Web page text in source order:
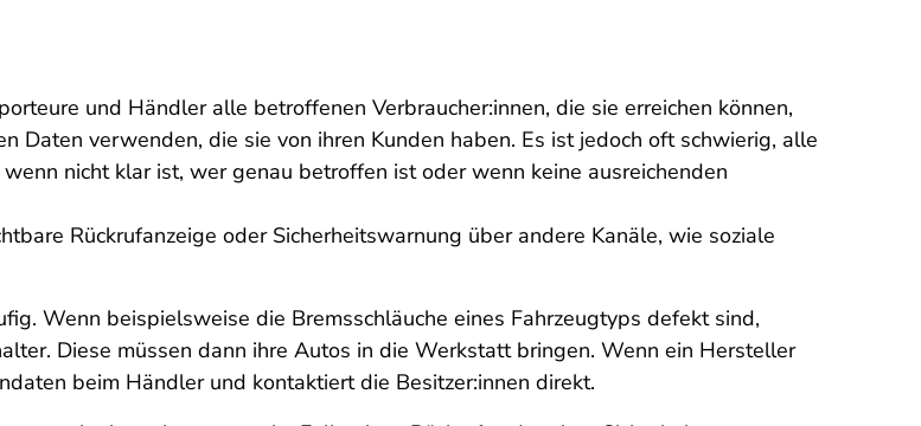
und Händler alle betroffenen Verbraucher:innen, die sie erreichen können,
Daten verwenden, die sie von ihren Kunden haben. Es ist jedoch oft schwierig, alle
nicht klar ist, wer genau betroffen ist oder wenn keine ausreichenden
Rückrufanzeige oder Sicherheitswarnung über andere Kanäle, wie soziale
Wenn beispielsweise die Bremsschläuche eines Fahrzeugtyps defekt sind,
Diese müssen dann ihre Autos in die Werkstatt bringen. Wenn ein Hersteller
beim Händler und kontaktiert die Besitzer:innen direkt.